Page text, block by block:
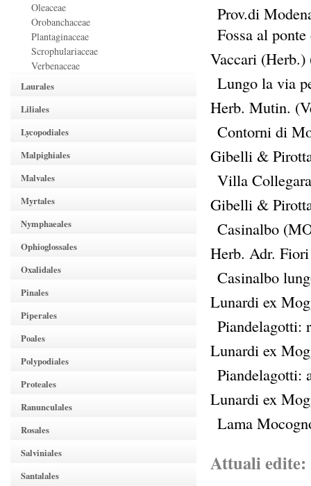
Oleaceae
Orobanchaceae
Plantaginaceae
Scrophulariaceae
Verbenaceae
Laurales
Liliales
Lycopodiales
Malpighiales
Malvales
Myrtales
Nymphaeales
Ophioglossales
Oxalidales
Pinales
Piperales
Poales
Polypodiales
Proteales
Ranunculales
Rosales
Salviniales
Santalales
Prov.di
Fossa al
Vaccari (Herb.)
Lungo la via
Herb. Mutin.
Contorni di
Gibelli &
Villa
Gibelli &
Casinalbo
Herb. Adr.
Casinalbo
Lunardi ex
Piandelagotti:
Lunardi ex
Piandelagotti:
Lunardi ex
Lama
Attuali edite: